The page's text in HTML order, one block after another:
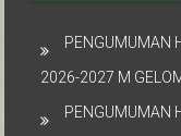
PENGUMUMAN
2026-2027 M
PENGUMUMAN